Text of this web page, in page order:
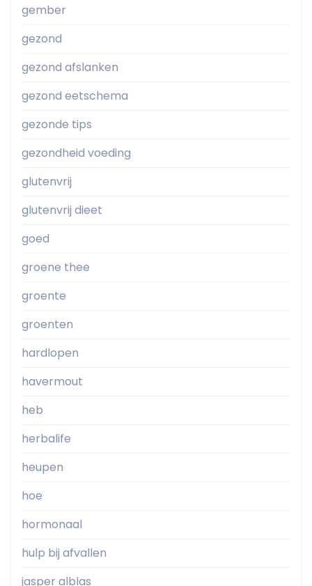
gember
gezond
gezond afslanken
gezond eetschema
gezonde tips
gezondheid voeding
glutenvrij
glutenvrij dieet
goed
groene thee
groente
groenten
hardlopen
havermout
heb
herbalife
heupen
hoe
hormonaal
hulp bij afvallen
jasper alblas